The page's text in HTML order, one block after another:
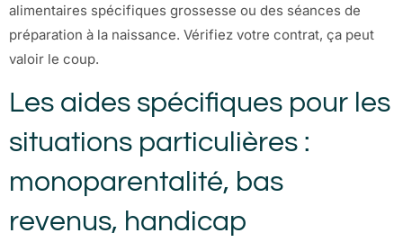
alimentaires spécifiques grossesse ou des séances de
préparation à la naissance. Vérifiez votre contrat, ça peut
valoir le coup.
Les aides spécifiques pour les
situations particulières :
monoparentalité, bas
revenus, handicap